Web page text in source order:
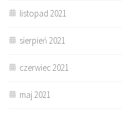
listopad 2021
sierpień 2021
czerwiec 2021
maj 2021